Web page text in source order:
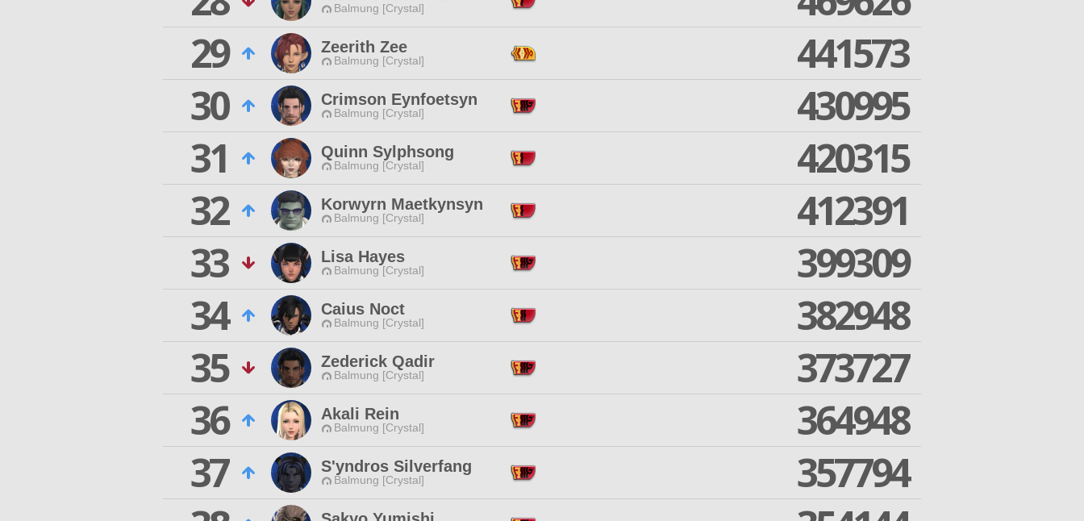
Balmung [Crystal]
29
Zeerith Zee
Balmung [Crystal]
441573
30
Crimson Eynfoetsyn
Balmung [Crystal]
430995
31
Quinn Sylphsong
Balmung [Crystal]
420315
32
Korwyrn Maetkynsyn
Balmung [Crystal]
412391
33
Lisa Hayes
Balmung [Crystal]
399309
34
Caius Noct
Balmung [Crystal]
382948
35
Zederick Qadir
Balmung [Crystal]
373727
36
Akali Rein
Balmung [Crystal]
364948
37
S'yndros Silverfang
Balmung [Crystal]
357794